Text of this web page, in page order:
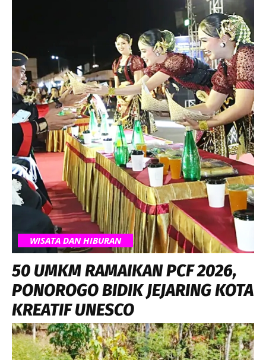
WISATA DAN HIBURAN
50 UMKM RAMAIKAN PCF 2026,
PONOROGO BIDIK JEJARING KOTA
KREATIF UNESCO